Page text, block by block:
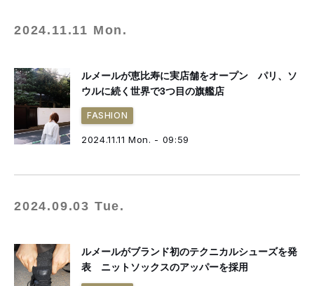
2024.11.11 Mon.
ルメールが恵比寿に実店舗をオープン パリ、ソ
ウルに続く世界で3つ目の旗艦店
FASHION
2024.11.11 Mon. - 09:59
2024.09.03 Tue.
ルメールがブランド初のテクニカルシューズを発
表 ニットソックスのアッパーを採用